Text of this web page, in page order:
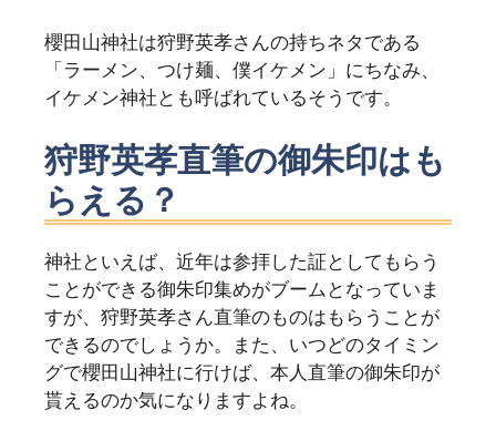
櫻田山神社は狩野英孝さんの持ちネタである
「ラーメン、つけ麺、僕イケメン」にちなみ、
イケメン神社とも呼ばれているそうです。
狩野英孝直筆の御朱印はも
らえる？
神社といえば、近年は参拝した証としてもらう
ことができる御朱印集めがブームとなっていま
すが、狩野英孝さん直筆のものはもらうことが
できるのでしょうか。また、いつどのタイミン
グで櫻田山神社に行けば、本人直筆の御朱印が
貰えるのか気になりますよね。